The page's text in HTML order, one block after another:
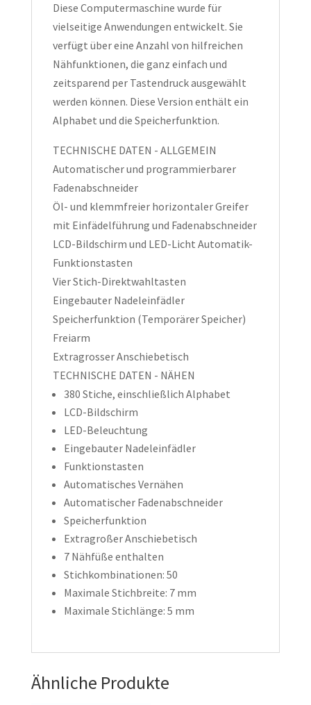
Diese Computermaschine wurde für
vielseitige Anwendungen entwickelt. Sie
verfügt über eine Anzahl von hilfreichen
Nähfunktionen, die ganz einfach und
zeitsparend per Tastendruck ausgewählt
werden können. Diese Version enthält ein
Alphabet und die Speicherfunktion.
TECHNISCHE DATEN - ALLGEMEIN
Automatischer und programmierbarer
Fadenabschneider
Öl- und klemmfreier horizontaler Greifer
mit Einfädelführung und Fadenabschneider
LCD-Bildschirm und LED-Licht Automatik-
Funktionstasten
Vier Stich-Direktwahltasten
Eingebauter Nadeleinfädler
Speicherfunktion (Temporärer Speicher)
Freiarm
Extragrosser Anschiebetisch
TECHNISCHE DATEN - NÄHEN
380 Stiche, einschließlich Alphabet
LCD-Bildschirm
LED-Beleuchtung
Eingebauter Nadeleinfädler
Funktionstasten
Automatisches Vernähen
Automatischer Fadenabschneider
Speicherfunktion
Extragroßer Anschiebetisch
7 Nähfüße enthalten
Stichkombinationen: 50
Maximale Stichbreite: 7 mm
Maximale Stichlänge: 5 mm
Ähnliche Produkte